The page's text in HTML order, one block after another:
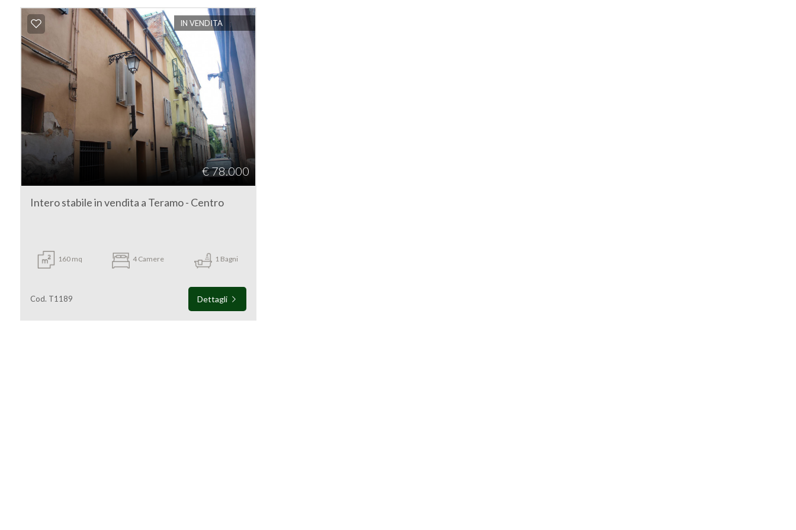
IN VENDITA
€ 78.000
Intero stabile in vendita a Teramo - Centro
160 mq 4 Camere 1 Bagni
Cod. T1189 Dettagli
Teramo
Teramo
Tipologia
Residenziali
Commerciali